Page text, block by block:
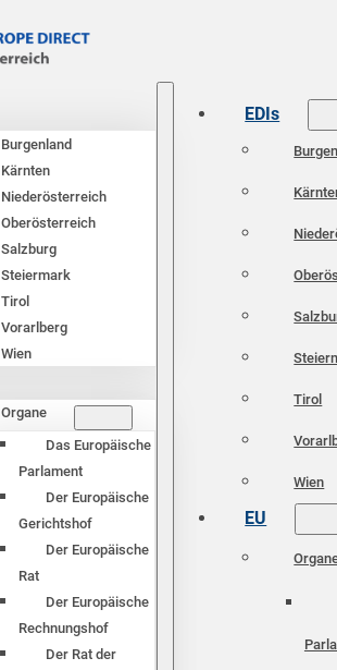
Burgenland
Kärnten
Niederösterreich
Oberösterreich
Salzburg
Steiermark
Tirol
Vorarlberg
Wien
Organe
Das Europäische
Parlament
Der Europäische
Gerichtshof
Der Europäische
Rat
Der Europäische
Rechnungshof
Der Rat der
EDIs
Tirol
Wien
EU